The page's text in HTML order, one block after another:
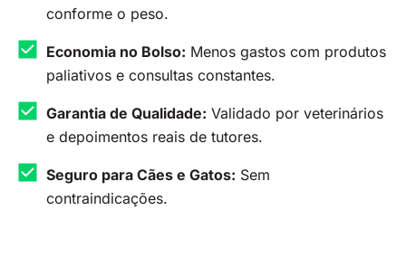
conforme o peso.
Economia no Bolso: Menos gastos com produtos
paliativos e consultas constantes.
Garantia de Qualidade: Validado por veterinários
e depoimentos reais de tutores.
Seguro para Cães e Gatos: Sem
contraindicações.